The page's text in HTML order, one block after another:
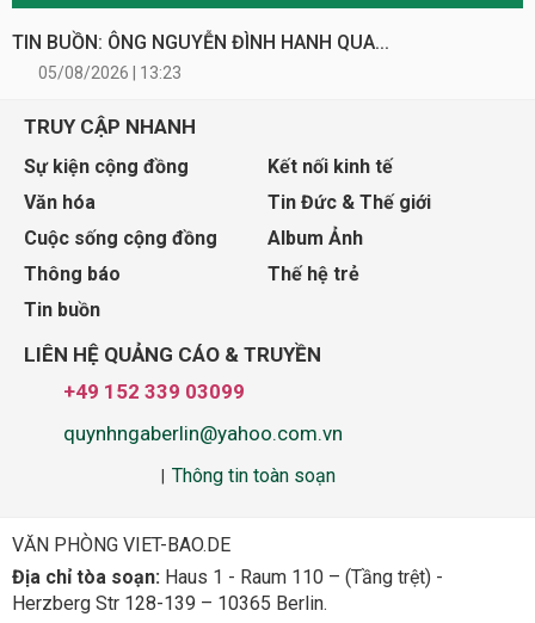
TIN BUỒN: ÔNG NGUYỄN ĐÌNH HANH QUA...
05/08/2026 | 13:23
TRUY CẬP NHANH
Sự kiện cộng đồng
Kết nối kinh tế
Văn hóa
Tin Đức & Thế giới
Cuộc sống cộng đồng
Album Ảnh
Thông báo
Thế hệ trẻ
Tin buồn
LIÊN HỆ QUẢNG CÁO & TRUYỀN
+49 152 339 03099
quynhngaberlin@yahoo.com.vn
Thông tin toàn soạn
VĂN PHÒNG VIET-BAO.DE
Địa chỉ tòa soạn: Haus 1 - Raum 110 – (Tầng trệt) -
Herzberg Str 128-139 – 10365 Berlin.